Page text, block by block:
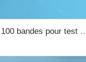
Papier test pH pH0-pH14 100